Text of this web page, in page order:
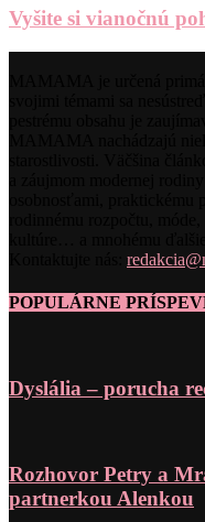
Vyšite si vianočnú
POPULÁRNE
Dyslália – porucha
Rozhovor Petry a
partnerkou Alenkou